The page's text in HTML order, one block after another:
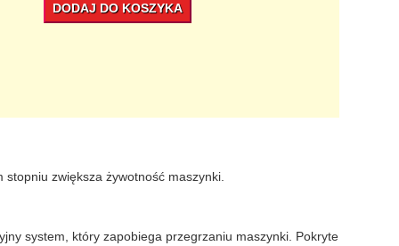
DODAJ DO KOSZYKA
zwiększa żywotność maszynki.
system, który zapobiega przegrzaniu maszynki. Pokryte